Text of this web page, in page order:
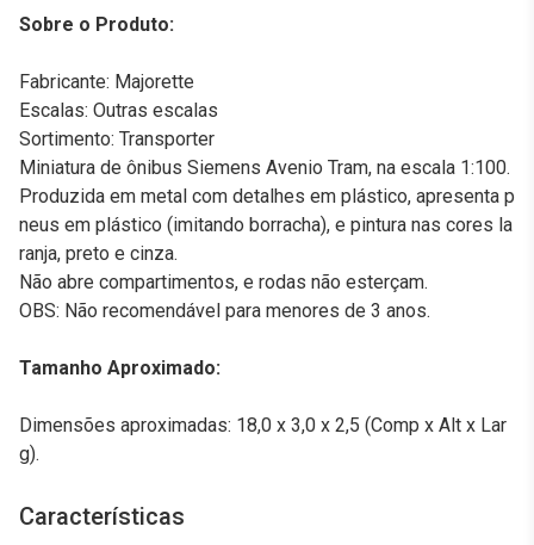
Sobre o Produto:
Fabricante: Majorette
Escalas: Outras escalas
Sortimento: Transporter
Miniatura de ônibus Siemens Avenio Tram, na escala 1:100.
Produzida em metal com detalhes em plástico, apresenta p
neus em plástico (imitando borracha), e pintura nas cores la
ranja, preto e cinza.
Não abre compartimentos, e rodas não esterçam.
OBS: Não recomendável para menores de 3 anos.
Tamanho Aproximado:
Dimensões aproximadas: 18,0 x 3,0 x 2,5 (Comp x Alt x Lar
g).
Características